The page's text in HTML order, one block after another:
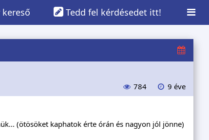
Tedd fel kérdésedet itt!
784 9 éve
(ötösöket kaphatok érte órán és nagyon jól jönne)